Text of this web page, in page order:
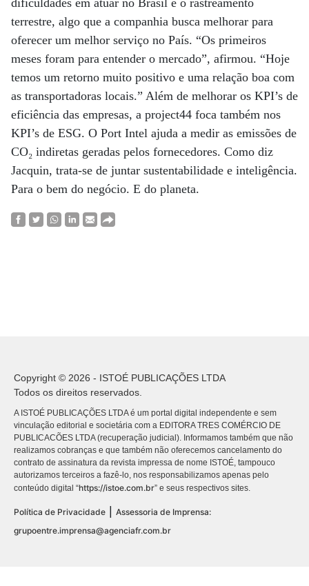
dificuldades em atuar no Brasil é o rastreamento
terrestre, algo que a companhia busca melhorar para
oferecer um melhor serviço no País. “Os primeiros
meses foram para entender o mercado”, afirmou. “Hoje
temos um retorno muito positivo e uma relação boa com
as transportadoras locais.” Além de melhorar os KPI’s de
eficiência das empresas, a project44 foca também nos
KPI’s de ESG. O Port Intel ajuda a medir as emissões de
CO₂ indiretas geradas pelos fornecedores. Como diz
Jacquin, trata-se de juntar sustentabilidade e inteligência.
Para o bem do negócio. E do planeta.
Copyright © 2026 - ISTOÉ PUBLICAÇÕES LTDA
Todos os direitos reservados.
A ISTOÉ PUBLICAÇÕES LTDA é um portal digital independente e sem
vinculação editorial e societária com a EDITORA TRES COMÉRCIO DE
PUBLICACÕES LTDA (recuperação judicial). Informamos também que não
realizamos cobranças e que também não oferecemos cancelamento do
contrato de assinatura da revista impressa de nome ISTOÉ, tampouco
autorizamos terceiros a fazê-lo, nos responsabilizamos apenas pelo
conteúdo digital “https://istoe.com.br” e seus respectivos sites.
Política de Privacidade
Assessoria de Imprensa:
grupoentre.imprensa@agenciafr.com.br